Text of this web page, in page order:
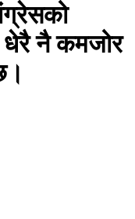
धेरै नै कमजोर